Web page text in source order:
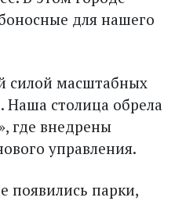
для нашего
силой масштабных
Наша столица обрела
где внедрены
управления.
появились парки,